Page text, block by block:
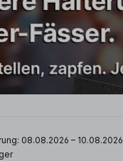
08.08.2026 – 10.08.2026